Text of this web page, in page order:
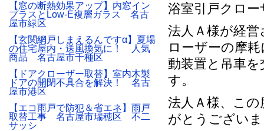
浴室引戸クロ
法人Ａ様が経
ローザーの摩
動装置と吊車
す。
法人Ａ様、こ
がとうござい
【窓の断熱効果アップ】内窓イン
プラスとLow-E複層ガラス 名古
屋市緑区
【玄関網戸しまえるんですα】夏場
の住宅屋内・送風換気に！ 人気
商品 名古屋市千種区
【ドアクローザー取替】室内木製
ドアの開閉不具合を解決！ 名古
屋市港区
【エコ雨戸で防犯＆省エネ】雨戸
取替工事 名古屋市瑞穂区 不二
サッシ